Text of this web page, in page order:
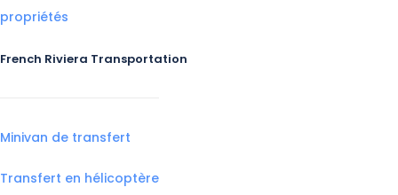
propriétés
French Riviera Transportation
Minivan de transfert
Transfert en hélicoptère